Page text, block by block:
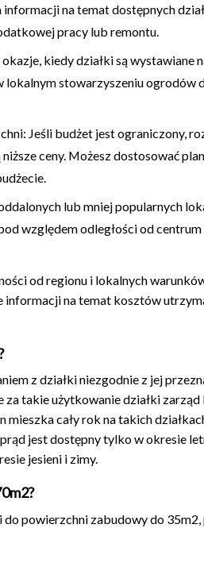
na temat dostępnych
pracy lub remontu.
kiedy działki są wystawiane
stowarzyszeniu ogrodów
Jeśli budżet jest ograniczony,
ceny. Możesz dostosować
lub mniej popularnych
względem odległości od
od regionu i lokalnych
na temat kosztów
z działki niezgodnie z jej
takie użytkowanie działki zarząd
cały rok na takich
jest dostępny tylko w okresie
jesieni i zimy.
powierzchni zabudowy do